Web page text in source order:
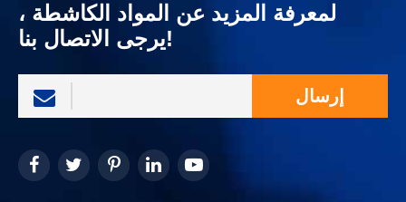
لمعرفة المزيد عن المواد الكاشطة ،
يرجى الاتصال بنا!
إرسال